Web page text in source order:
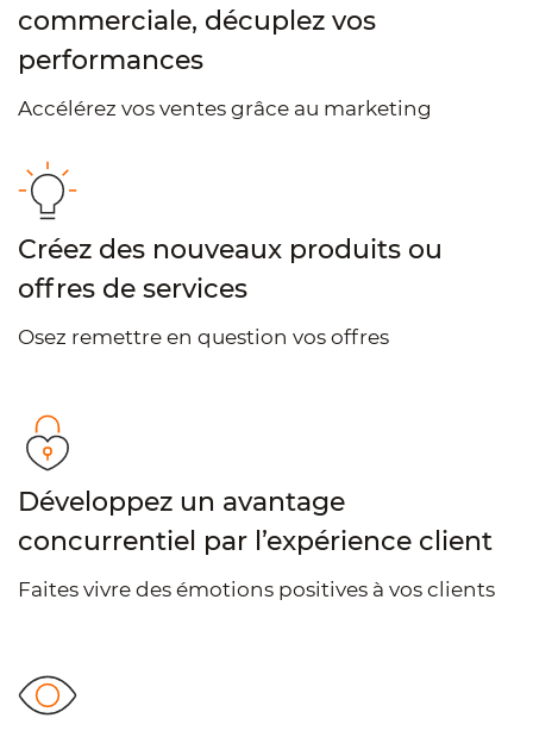
commerciale, décuplez vos
performances
Accélérez vos ventes grâce au marketing
Créez des nouveaux produits ou
offres de services
Osez remettre en question vos offres
Développez un avantage
concurrentiel par l’expérience client
Faites vivre des émotions positives à vos clients